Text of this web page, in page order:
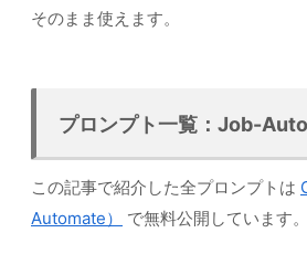
そのまま使えます。
プロンプト一覧：Job-
この記事で紹介した全プロンプトは
Automate）
で無料公開しています。